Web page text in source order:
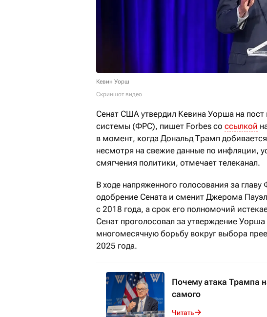
Кевин Уорш
Скриншот видео
Сенат США утвердил Кевина Уорша на
системы (ФРС), пишет Forbes со ссылкой
в момент, когда Дональд Трамп
несмотря на свежие данные по инфляции,
смягчения политики, отмечает телеканал.
В ходе напряженного голосования за
одобрение Сената и сменит Джерома
с 2018 года, а срок его полномочий
Сенат проголосовал за утверждение
многомесячную борьбу вокруг выбора
2025 года.
Почему атака Трампа
самого
Читать